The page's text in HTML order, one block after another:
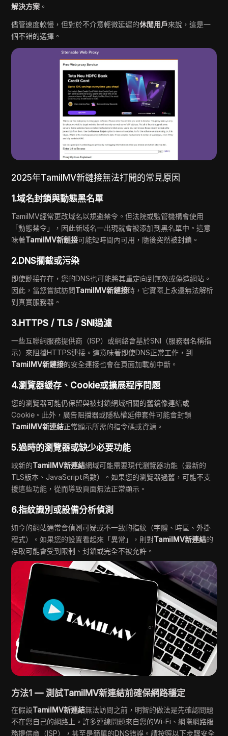
解決方案 。
儘管速度較慢，但對於不介意輕微延遲的休閒用戶來說，這是一
個不錯的選擇。
2025年TamilMV新鏈接無法打開的常見原因
1.域名封鎖與動態黑名單
TamilMV經常更改域名以規避禁令。但法院或監管機構會使用
「動態禁令」，因此新域名一出現就會被添加到黑名單中。這意
味著TamilMV新鏈接可能短時間內可用，隨後突然被封鎖。
2.DNS攔截或污染
即使鏈接存在，您的DNS也可能將其重定向到無效或偽造網站。
因此，當您嘗試訪問TamilMV新鏈接時，它實際上永遠無法解析
到真實服務器。
3.HTTPS / TLS / SNI過濾
一些互聯網服務提供商（ISP）或網絡會基於SNI（服務器名稱指
示）來阻擋HTTPS連接。這意味著即使DNS正常工作，到
TamilMV新鏈接的安全連接也會在頁面加載前中斷。
4.瀏覽器緩存、Cookie或擴展程序問題
您的瀏覽器可能仍保留與被封鎖網域相關的舊鏡像連結或
Cookie。此外，廣告阻擋器或隱私權延伸套件可能會封鎖
TamilMV新連結正常顯示所需的指令碼或資源。
5.過時的瀏覽器或缺少必要功能
較新的TamilMV新連結網域可能需要現代瀏覽器功能（最新的
TLS版本、JavaScript函數）。如果您的瀏覽器過舊，可能不支
援這些功能，從而導致頁面無法正常顯示。
6.指紋識別或設備分析偵測
如今的網站通常會偵測可疑或不一致的指紋（字體、時區、外掛
程式）。如果您的設置看起來「異常」，則對TamilMV新連結的
存取可能會受到限制、封鎖或完全不被允許。
方法1 — 測試TamilMV新連結前確保網路穩定
在假設TamilMV新連結無法訪問之前，明智的做法是先確認問題
不在您自己的網路上。許多連線問題來自您的Wi-Fi、網際網路服
務提供商（ISP），甚至是簡單的DNS錯誤。請按照以下步驟安全